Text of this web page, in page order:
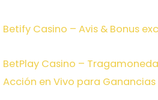
Betify Casino – Avis & Bonus
BetPlay Casino –
Acción en Vivo para Ganancias